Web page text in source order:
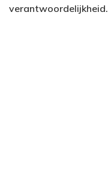
verantwoordelijkheid.